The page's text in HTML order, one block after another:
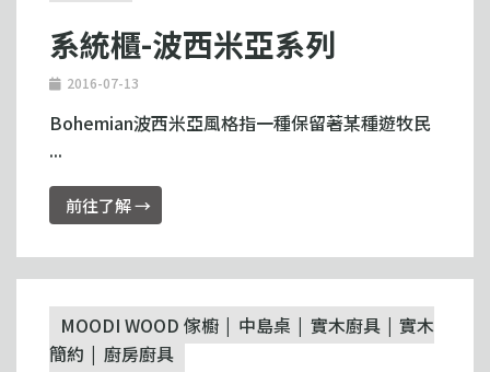
系統櫃-波西米亞系列
2016-07-13
Bohemian波西米亞風格指一種保留著某種遊牧民
...
前往了解 →
MOODI WOOD 傢櫥 中島桌 實木廚具
實木
簡約
廚房廚具